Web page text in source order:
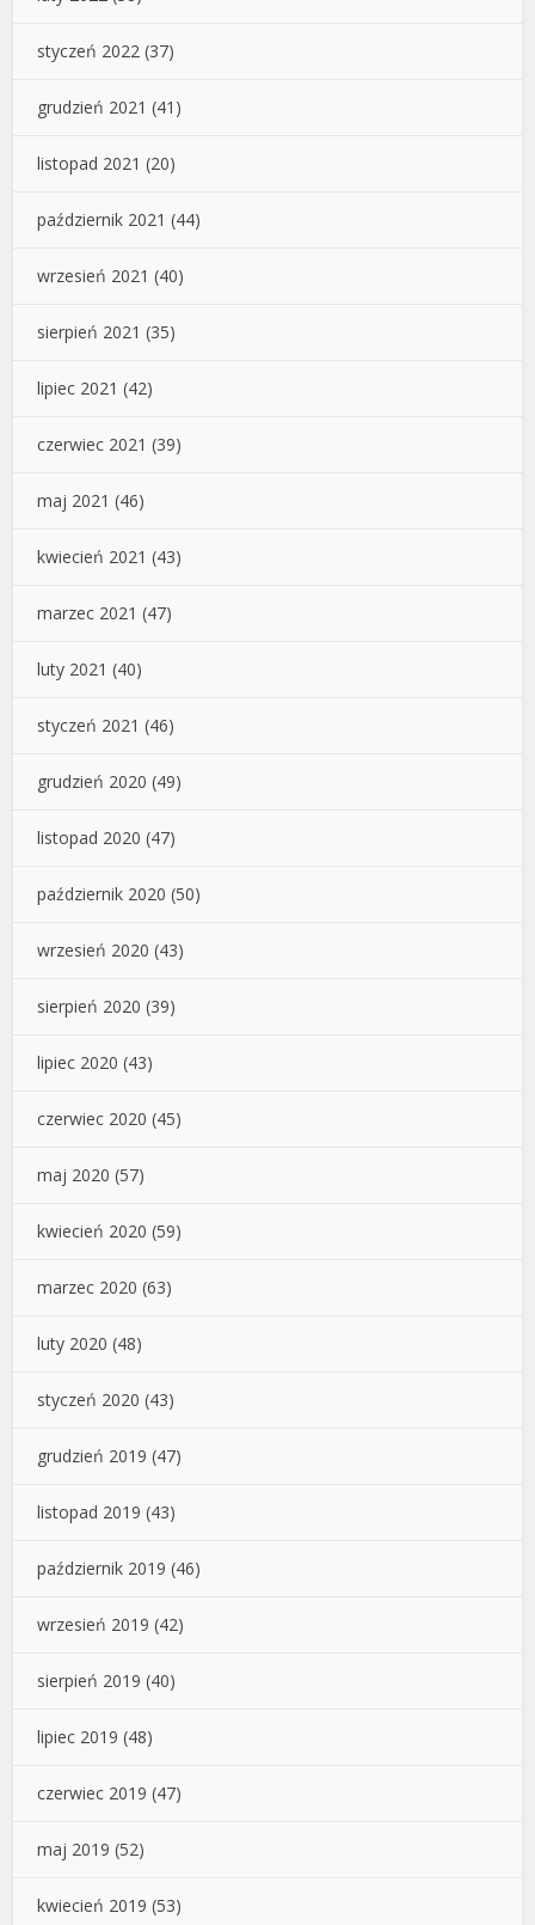
styczeń 2022 (37)
grudzień 2021 (41)
listopad 2021 (20)
październik 2021 (44)
wrzesień 2021 (40)
sierpień 2021 (35)
lipiec 2021 (42)
czerwiec 2021 (39)
maj 2021 (46)
kwiecień 2021 (43)
marzec 2021 (47)
luty 2021 (40)
styczeń 2021 (46)
grudzień 2020 (49)
listopad 2020 (47)
październik 2020 (50)
wrzesień 2020 (43)
sierpień 2020 (39)
lipiec 2020 (43)
czerwiec 2020 (45)
maj 2020 (57)
kwiecień 2020 (59)
marzec 2020 (63)
luty 2020 (48)
styczeń 2020 (43)
grudzień 2019 (47)
listopad 2019 (43)
październik 2019 (46)
wrzesień 2019 (42)
sierpień 2019 (40)
lipiec 2019 (48)
czerwiec 2019 (47)
maj 2019 (52)
kwiecień 2019 (53)